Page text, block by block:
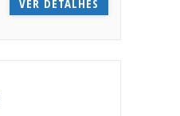
VER DETALHES